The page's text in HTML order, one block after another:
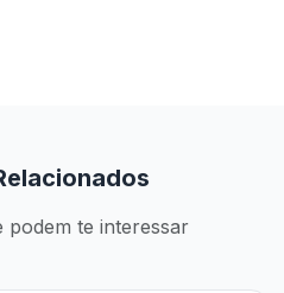
podem te interessar